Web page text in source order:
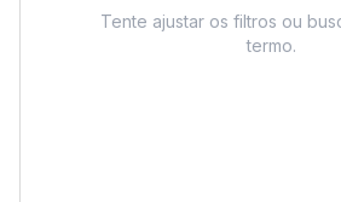
Tente ajustar os filtros ou
termo.